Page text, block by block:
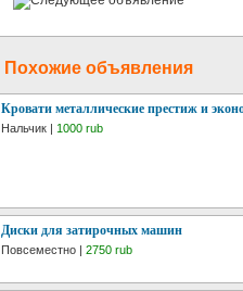
Похожие объявления
Кровати металлические престиж и
Нальчик | 1000 rub
Диски для затирочных машин
Повсеместно | 2750 rub